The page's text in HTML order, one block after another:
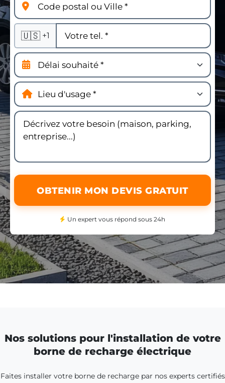
🇺🇸 +1
OBTENIR MON DEVIS GRATUIT
Un expert vous répond sous 24h
Nos solutions pour l'installation de votre
borne de recharge électrique
Faites installer votre borne de recharge par nos experts certifiés